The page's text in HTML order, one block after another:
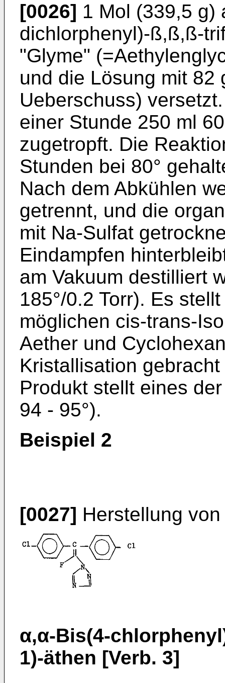
[0026] 1 Mol (339,5 g)
dichlorphenyl)-ß,ß,ß-
"Glyme"
und die Lösung mit 82
Ueberschuss)
einer Stunde 250 ml
zugetropft. Die
Stunden bei 80°
Nach dem Abkühlen
getrennt, und die
mit Na-Sulfat
Eindampfen
am Vakuum destilliert
185°/0.2 Torr). Es
möglichen cis-trans-
Aether und
Kristallisation
Produkt stellt eines
94 - 95°).
Beispiel 2
[0027] Herstellung von
α,α-Bis(4-
1)-äthen [Verb. 3]